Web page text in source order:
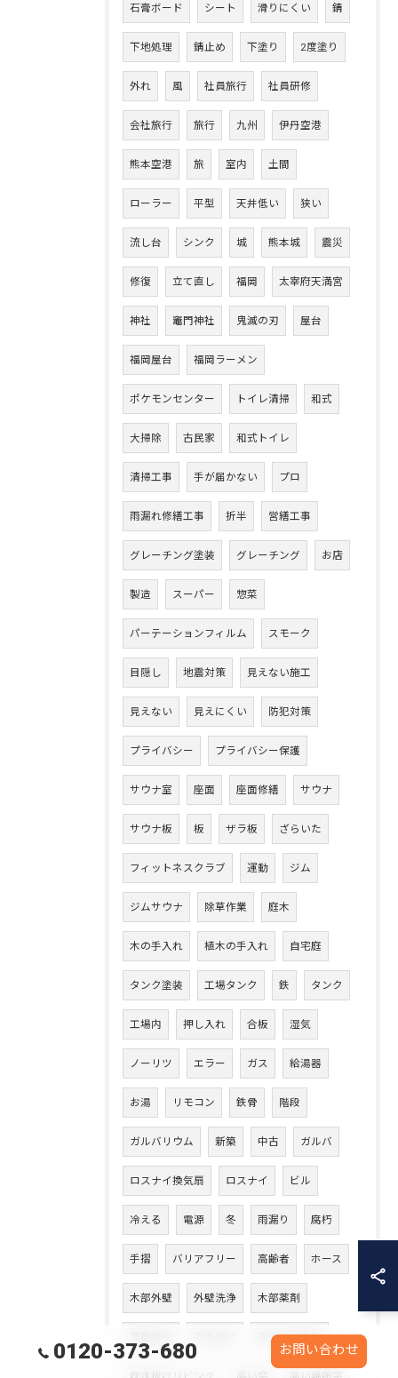
石膏ボード シート 滑りにくい 錆
下地処理 錆止め 下塗り 2度塗り
外れ 風 社員旅行 社員研修
会社旅行 旅行 九州 伊丹空港
熊本空港 旅 室内 土間
ローラー 平型 天井低い 狭い
流し台 シンク 城 熊本城 震災
修復 立て直し 福岡 太宰府天満宮
神社 竈門神社 鬼滅の刃 屋台
福岡屋台 福岡ラーメン
ポケモンセンター トイレ清掃 和式
大掃除 古民家 和式トイレ
清掃工事 手が届かない プロ
雨漏れ修繕工事 折半 営繕工事
グレーチング塗装 グレーチング お店
製造 スーパー 惣菜
パーテーションフィルム スモーク
目隠し 地震対策 見えない施工
見えない 見えにくい 防犯対策
プライバシー プライバシー保護
サウナ室 座面 座面修繕 サウナ
サウナ板 板 ザラ板 ざらいた
フィットネスクラブ 運動 ジム
ジムサウナ 除草作業 庭木
木の手入れ 植木の手入れ 自宅庭
タンク塗装 工場タンク 鉄 タンク
工場内 押し入れ 合板 湿気
ノーリツ エラー ガス 給湯器
お湯 リモコン 鉄骨 階段
ガルバリウム 新築 中古 ガルバ
ロスナイ換気扇 ロスナイ ビル
冷える 電源 冬 雨漏り 腐朽
手摺 バリアフリー 高齢者 ホース
木部外壁 外壁洗浄 木部薬剤
吹き抜け廊下
0120-373-680 お問い合わせ